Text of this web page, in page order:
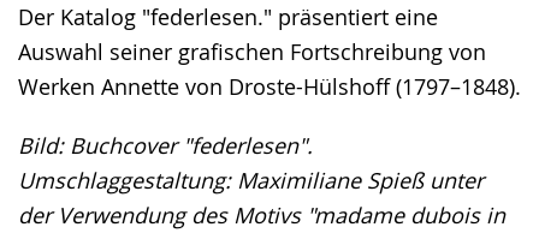
Der Katalog "federlesen." präsentiert eine
Auswahl seiner grafischen Fortschreibung von
Werken Annette von Droste-Hülshoff (1797–1848).
Bild: Buchcover "federlesen".
Umschlaggestaltung: Maximiliane Spieß unter
der Verwendung des Motivs "madame dubois in